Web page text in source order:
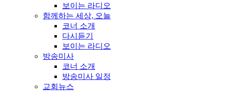
보이는 라디오
함께하는 세상, 오늘
코너 소개
다시듣기
보이는 라디오
방송미사
코너 소개
방송미사 일정
교회뉴스